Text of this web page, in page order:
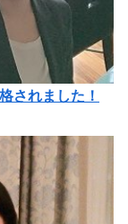
されました！